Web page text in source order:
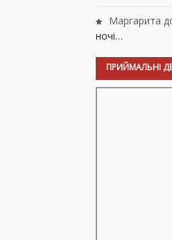
Маргарита
ночі…
ПРИЙМАЛЬНІ